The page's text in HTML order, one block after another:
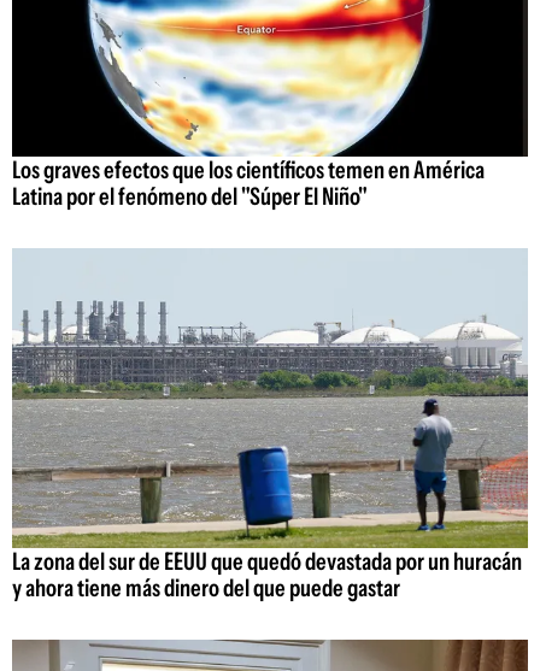
Los graves efectos que los científicos temen en América
Latina por el fenómeno del "Súper El Niño"
La zona del sur de EEUU que quedó devastada por un huracán
y ahora tiene más dinero del que puede gastar